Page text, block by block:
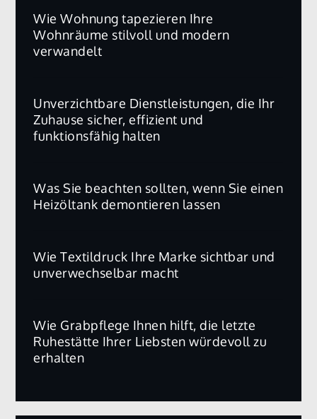
Wie Wohnung tapezieren Ihre
Wohnräume stilvoll und modern
verwandelt
Unverzichtbare Dienstleistungen, die Ihr
Zuhause sicher, effizient und
funktionsfähig halten
Was Sie beachten sollten, wenn Sie einen
Heizöltank demontieren lassen
Wie Textildruck Ihre Marke sichtbar und
unverwechselbar macht
Wie Grabpflege Ihnen hilft, die letzte
Ruhestätte Ihrer Liebsten würdevoll zu
erhalten